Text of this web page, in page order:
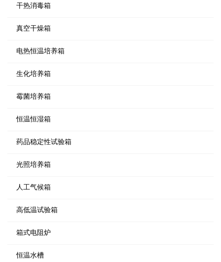
干热消毒箱
真空干燥箱
电热恒温培养箱
生化培养箱
霉菌培养箱
恒温恒湿箱
药品稳定性试验箱
光照培养箱
人工气候箱
高低温试验箱
箱式电阻炉
恒温水槽